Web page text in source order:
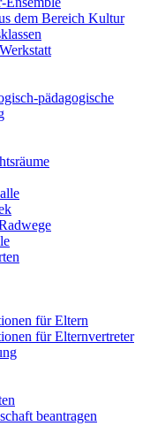
dem Bereich Kultur
pädagogische
für Eltern
für Elternvertreter
beantragen